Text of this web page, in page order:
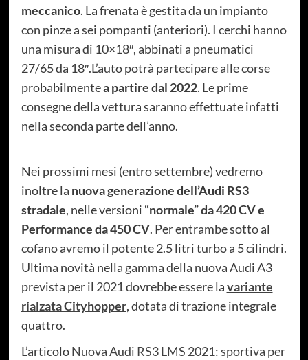
meccanico. La frenata è gestita da un impianto
con pinze a sei pompanti (anteriori). I cerchi hanno
una misura di 10×18″, abbinati a pneumatici
27/65 da 18″.L’auto potrà partecipare alle corse
probabilmentea partire dal 2022. Le prime
consegne della vettura saranno effettuate infatti
nella seconda parte dell’anno.
Nei prossimi mesi (entro settembre) vedremo
inoltre la nuova generazione dell’Audi RS3
stradale, nelle versioni “normale” da 420 CV e
Performance da 450 CV. Per entrambe sotto al
cofano avremo il potente 2.5 litri turbo a 5 cilindri.
Ultima novità nella gamma della nuova Audi A3
prevista per il 2021 dovrebbe essere lavariante
rialzata Cityhopper, dotata di trazione integrale
quattro.
L’articoloNuova Audi RS3 LMS 2021: sportiva per